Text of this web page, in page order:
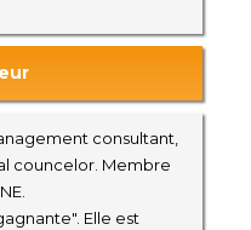
consultant,
councelor. Membre
Elle est